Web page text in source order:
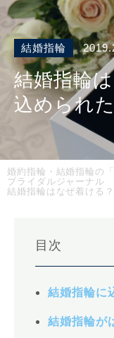
結婚指輪
結婚指輪
込められ
婚約指輪・結婚指輪の
ブライダルジャーナル
結婚指輪はなぜ着ける
目次
結婚指輪に
結婚指輪が